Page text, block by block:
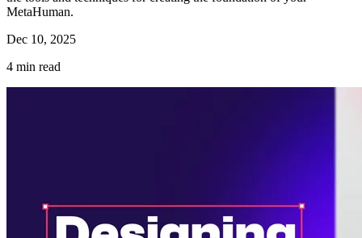
MetaHuman.
Dec 10, 2025
4 min read